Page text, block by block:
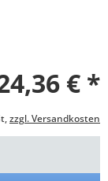
€ *
zzgl. Versandkosten